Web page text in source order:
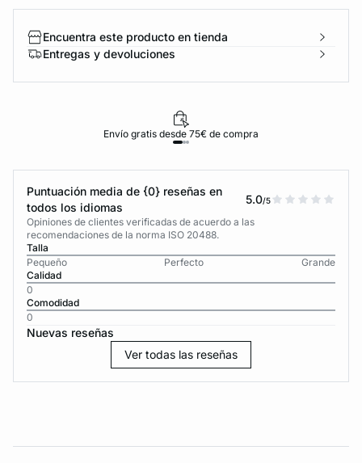
Encuentra este producto en tienda
Entregas y devoluciones
Envío gratis desde 75€ de compra
Puntuación media de {0} reseñas en
todos los idiomas
5.0/5
Opiniones de clientes verificadas de acuerdo a las
recomendaciones de la norma ISO 20488.
Talla
Pequeño
Perfecto
Grande
Calidad
0
Comodidad
0
Nuevas reseñas
Ver todas las reseñas